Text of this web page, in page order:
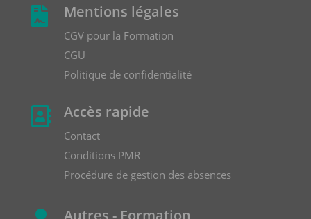
 Mentions légales
CGV pour la Formation
CGU
Politique de confidentialité
 Accès rapide
Contact
Conditions PMR
Procédure de gestion des absences